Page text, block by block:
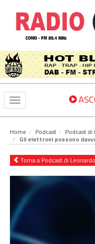
Toggle
navigation
Home Podcast Podcast
Gli elettroni possono
Torna a Podcast di